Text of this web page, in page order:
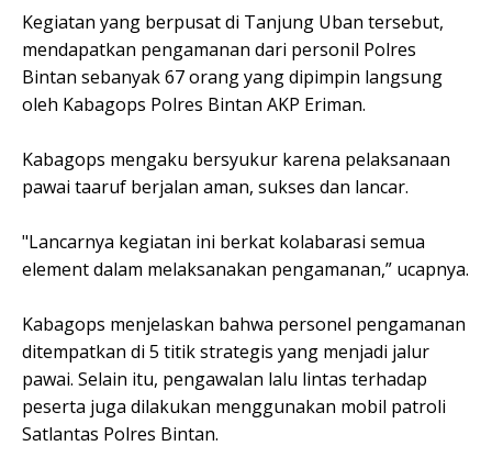
Kegiatan yang berpusat di Tanjung Uban tersebut,
mendapatkan pengamanan dari personil Polres
Bintan sebanyak 67 orang yang dipimpin langsung
oleh Kabagops Polres Bintan AKP Eriman.
Kabagops mengaku bersyukur karena pelaksanaan
pawai taaruf berjalan aman, sukses dan lancar.
"Lancarnya kegiatan ini berkat kolabarasi semua
element dalam melaksanakan pengamanan,” ucapnya.
Kabagops menjelaskan bahwa personel pengamanan
ditempatkan di 5 titik strategis yang menjadi jalur
pawai. Selain itu, pengawalan lalu lintas terhadap
peserta juga dilakukan menggunakan mobil patroli
Satlantas Polres Bintan.